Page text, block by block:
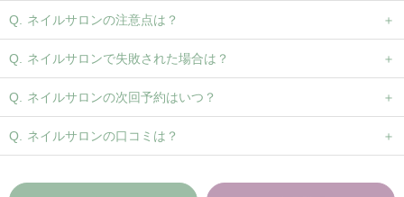
ネイルサロンの注意点は？
ネイルサロンで失敗された場合は？
ネイルサロンの次回予約はいつ？
ネイルサロンの口コミは？